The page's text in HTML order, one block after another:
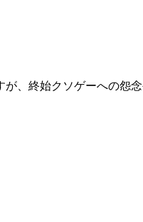
、終始クソゲーへの